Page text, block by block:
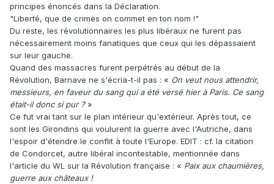
principes énoncés dans la Déclaration.
"Liberté, que de crimes on commet en ton nom !"
Du reste, les révolutionnaires les plus libéraux ne furent pas
nécessairement moins fanatiques que ceux qui les dépassaient
sur leur gauche.
Quand des massacres furent perpétrés au début de la
Révolution, Barnave ne s'écria-t-il pas : « On veut nous attendrir,
messieurs, en faveur du sang qui a été versé hier à Paris. Ce sang
était-il donc si pur ?»
Ce fut vrai tant sur le plan intérieur qu'extérieur. Après tout, ce
sont les Girondins qui voulurent la guerre avec l'Autriche, dans
l'espoir d'étendre le conflit à toute l'Europe. EDIT : cf. la citation
de Condorcet, autre libéral incontestable, mentionnée dans
l'article du WL sur la Révolution française : « Paix aux chaumières,
guerre aux châteaux !